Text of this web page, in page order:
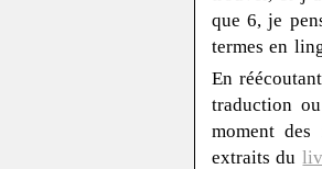
que 6, je
termes en
En
traduction
moment
extraits du